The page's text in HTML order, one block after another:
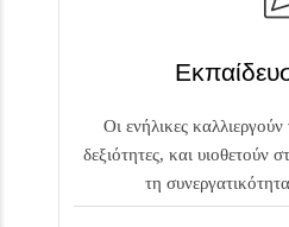
Οι ενήλικες
δεξιότητες, και υιοθετούν
τη